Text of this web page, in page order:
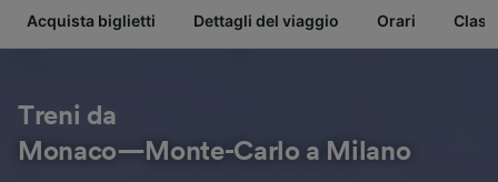
Acquista biglietti Dettagli del viaggio Orari
Treni da
Monaco—Monte-Carlo a Milano